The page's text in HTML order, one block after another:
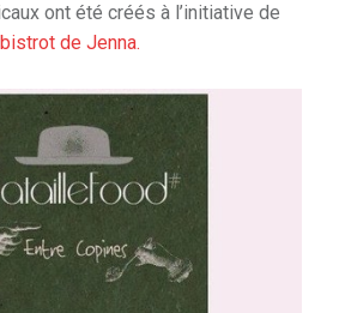
ont été créés à l’initiative de
de Jenna.